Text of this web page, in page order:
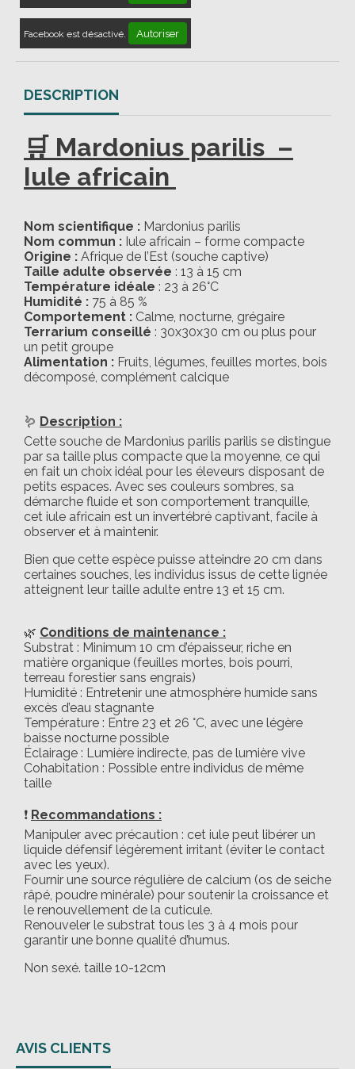
Facebook est désactivé. Autoriser
DESCRIPTION
🛒 Mardonius parilis –
Iule africain
Nom scientifique : Mardonius parilis
Nom commun : Iule africain – forme compacte
Origine : Afrique de l’Est (souche captive)
Taille adulte observée : 13 à 15 cm
Température idéale : 23 à 26°C
Humidité : 75 à 85 %
Comportement : Calme, nocturne, grégaire
Terrarium conseillé : 30x30x30 cm ou plus pour
un petit groupe
Alimentation : Fruits, légumes, feuilles mortes, bois
décomposé, complément calcique
🪱 Description :
Cette souche de Mardonius parilis parilis se distingue
par sa taille plus compacte que la moyenne, ce qui
en fait un choix idéal pour les éleveurs disposant de
petits espaces. Avec ses couleurs sombres, sa
démarche fluide et son comportement tranquille,
cet iule africain est un invertébré captivant, facile à
observer et à maintenir.
Bien que cette espèce puisse atteindre 20 cm dans
certaines souches, les individus issus de cette lignée
atteignent leur taille adulte entre 13 et 15 cm.
🌿 Conditions de maintenance :
Substrat : Minimum 10 cm d’épaisseur, riche en
matière organique (feuilles mortes, bois pourri,
terreau forestier sans engrais)
Humidité : Entretenir une atmosphère humide sans
excès d’eau stagnante
Température : Entre 23 et 26 °C, avec une légère
baisse nocturne possible
Éclairage : Lumière indirecte, pas de lumière vive
Cohabitation : Possible entre individus de même
taille
❗ Recommandations :
Manipuler avec précaution : cet iule peut libérer un
liquide défensif légèrement irritant (éviter le contact
avec les yeux).
Fournir une source régulière de calcium (os de seiche
râpé, poudre minérale) pour soutenir la croissance et
le renouvellement de la cuticule.
Renouveler le substrat tous les 3 à 4 mois pour
garantir une bonne qualité d’humus.
Non sexé. taille 10-12cm
AVIS CLIENTS